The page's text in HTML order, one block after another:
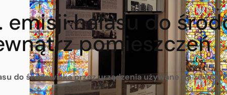
hałasu do
pomieszczeń
do środowiska przez urządzenia używane na